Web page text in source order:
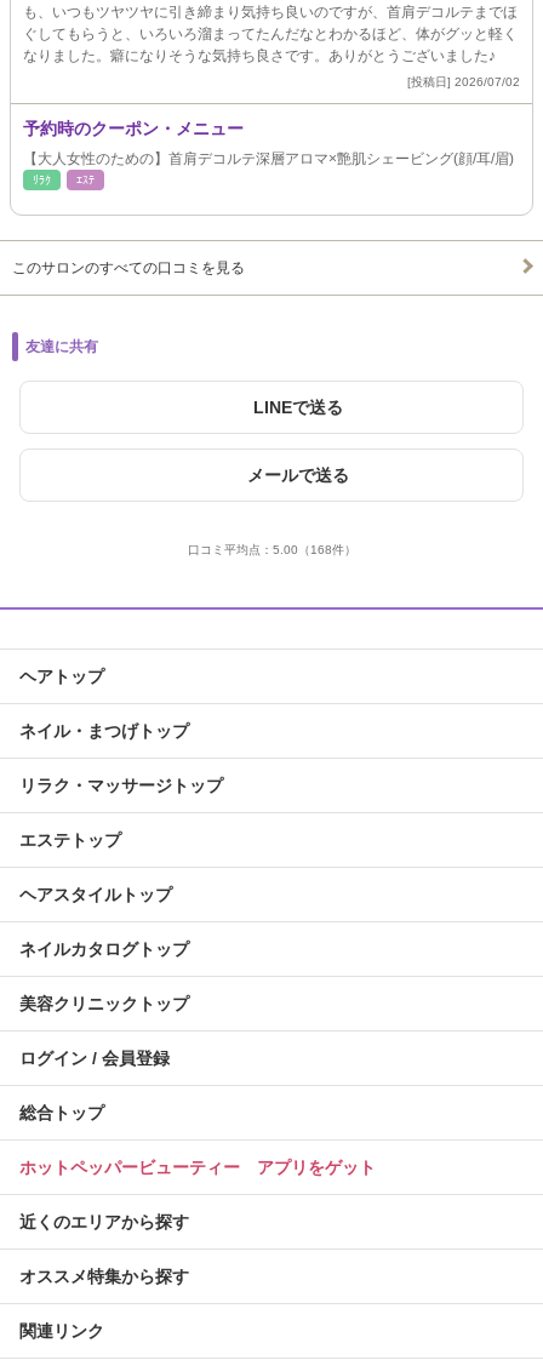
も、いつもツヤツヤに引き締まり気持ち良いのですが、首肩デコルテまでほ
ぐしてもらうと、いろいろ溜まってたんだなとわかるほど、体がグッと軽く
なりました。癖になりそうな気持ち良さです。ありがとうございました♪
[投稿日] 2026/07/02
予約時のクーポン・メニュー
【大人女性のための】首肩デコルテ深層アロマ×艶肌シェービング(顔/耳/眉)
ﾘﾗｸ ｴｽﾃ
このサロンのすべての口コミを見る
友達に共有
LINEで送る
メールで送る
口コミ平均点： 5.00 （168件）
ヘアトップ
ネイル・まつげトップ
リラク・マッサージトップ
エステトップ
ヘアスタイルトップ
ネイルカタログトップ
美容クリニックトップ
ログイン / 会員登録
総合トップ
ホットペッパービューティー アプリをゲット
近くのエリアから探す
オススメ特集から探す
関連リンク